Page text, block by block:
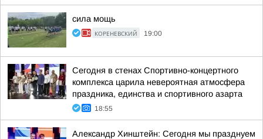
сила мощь
КОРЕНЕВСКИЙ 19:00
Сегодня в стенах Спортивно-концертного
комплекса царила невероятная атмосфера
праздника, единства и спортивного азарта
18:55
Александр Хинштейн: Сегодня мы празднуем